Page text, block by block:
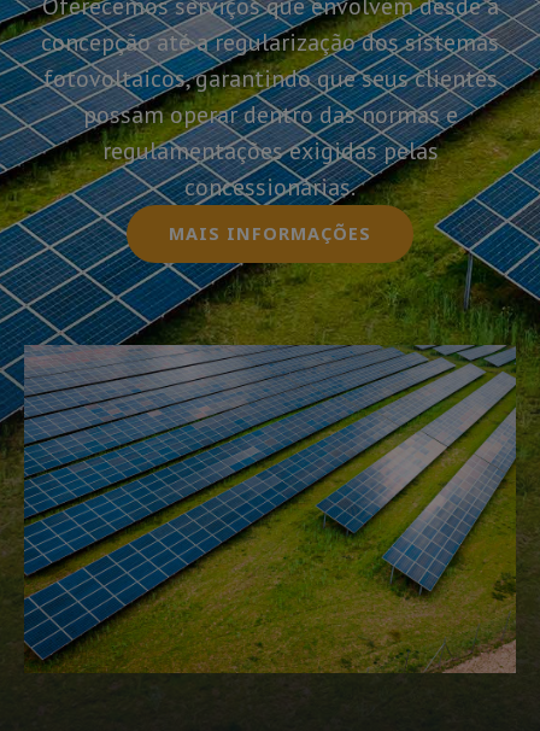
concepção até a regularização dos sistemas
fotovoltaicos, garantindo que seus clientes
possam operar dentro das normas e
regulamentações exigidas pelas
concessionárias.
MAIS INFORMAÇÕES